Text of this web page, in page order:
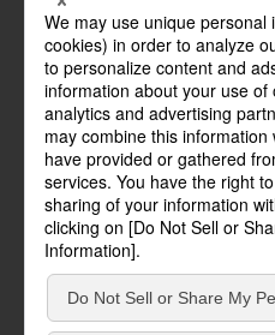
サステナビリティ
採用情報
セキュリティブログ
ウェブサイトご利用上の注意
プライバシーポリシー
情報セキュリティポリシー